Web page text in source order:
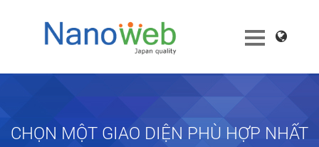
CHỌN MỘT GIAO DIỆN PHÙ HỢP NHẤT